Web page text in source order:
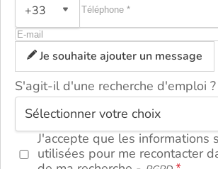
+33
Je souhaite ajouter un message
S'agit-il d'une recherche d'emploi ?
J'accepte que les informations
utilisées pour me recontacter
ou